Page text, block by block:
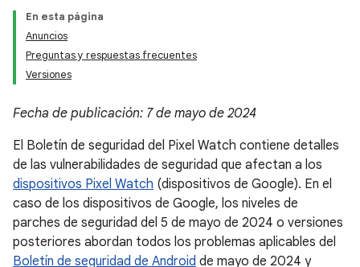
En esta página
Anuncios
Preguntas y respuestas frecuentes
Versiones
Fecha de publicación: 7 de mayo de 2024
El Boletín de seguridad del Pixel Watch contiene detalles
de las vulnerabilidades de seguridad que afectan a los
dispositivos Pixel Watch (dispositivos de Google). En el
caso de los dispositivos de Google, los niveles de
parches de seguridad del 5 de mayo de 2024 o versiones
posteriores abordan todos los problemas aplicables del
Boletín de seguridad de Android de mayo de 2024 y